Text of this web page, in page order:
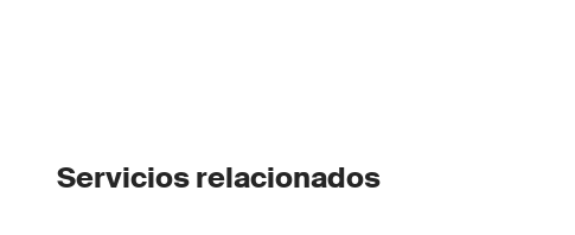
Servicios relacionados